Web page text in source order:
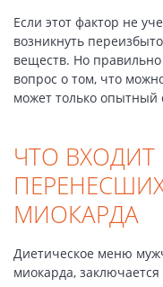
Если этот фактор не
возникнуть
веществ. Но
вопрос о том, что
может только опытный
ЧТО
МИОКАРДА
Диетическое меню
миокарда,